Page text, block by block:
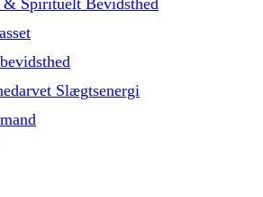
Spirituelt Bevidsthed
Slægtsenergi